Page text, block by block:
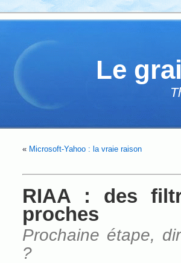
Le
« Microsoft-Yahoo : la vraie raison
RIAA : des
proches
Prochaine étape,
?